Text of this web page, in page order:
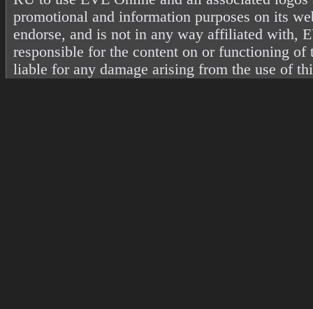
promotional and information purposes on its
endorse, and is not in any way affiliated with,
responsible for the content on or functioning of
liable for any damage arising from the use of